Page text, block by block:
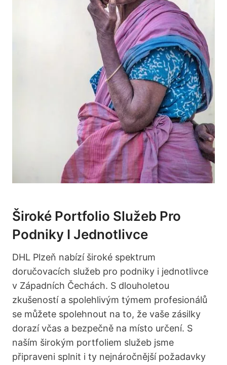
Široké Portfolio Služeb Pro
Podniky I Jednotlivce
DHL Plzeň nabízí široké spektrum
doručovacích služeb pro podniky i jednotlivce
v Západních Čechách. S dlouholetou
zkušeností a spolehlivým týmem profesionálů
se můžete spolehnout na to, že vaše zásilky
dorazí včas a bezpečně na místo určení. S
naším širokým portfoliem služeb jsme
připraveni splnit i ty nejnáročnější požadavky